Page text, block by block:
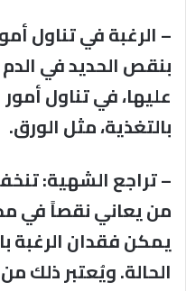
– الرغبة في تناول
بنقص الحديد في
عليها، في تناول أمور
بالتغذية، مثل الورق.
– تراجع الشهية:
من يعاني نقصاً في
يمكن فقدان الرغبة
الحالة. ويُعتبر ذلك